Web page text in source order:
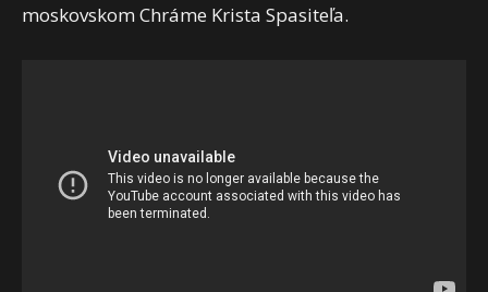
moskovskom Chráme Krista Spasiteľa.